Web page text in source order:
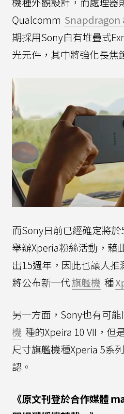
Qualcomm Snapdragon
期採用Sony自有堆疊式
光元件，其中將強化長焦
而Sony日前已經確定將
舉辦Xperia粉絲活動，藉
出15週年，因此也讓人推
將公布新一代旗艦機 種
另一方面，Sony也有可
機 種的Xpeira 10 VII，但
尺寸旗艦機種Xperia 5系
認。
《原文刊登於合作媒體